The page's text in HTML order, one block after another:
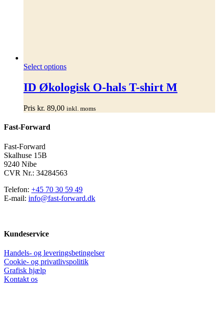
Select optionsDette
har
flere
Mulighederne
ID Økologisk O-hals T-shirt M
Pris kr. 89,00 inkl. moms
Fast-Forward
Fast-Forward
Skalhuse 15B
9240 Nibe
CVR Nr.: 34284563
Telefon: +45 70 30 59 49
E-mail: info@fast-forward.dk
Kundeservice
Handels- og leveringsbetingelser
Cookie- og privatlivspolitik
Grafisk hjælp
Kontakt os